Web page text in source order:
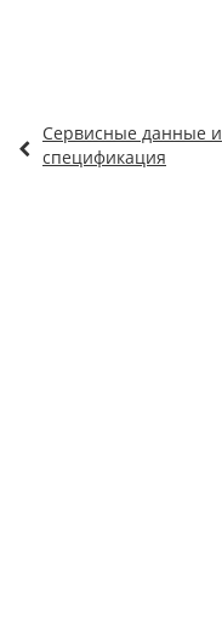
Сервисные данные и
спецификация